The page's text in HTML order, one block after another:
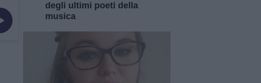
degli ultimi poeti della
musica